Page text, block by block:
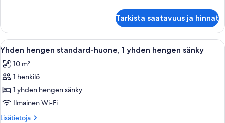
Bed
kuvat
Room,
Double
Tarkista saatavuus ja hinnat
Avaa
kaikki
huonetyypin
Yhden
hengen
standard-
huone,
Hotellihuoneessa on sänky,
6
Yhden hengen standard-huone, 1 yhden hengen sänky
10 m²
1 henkilö
1 yhden hengen sänky
Ilmainen Wi-Fi
Lisätietoja
Lisätietoja